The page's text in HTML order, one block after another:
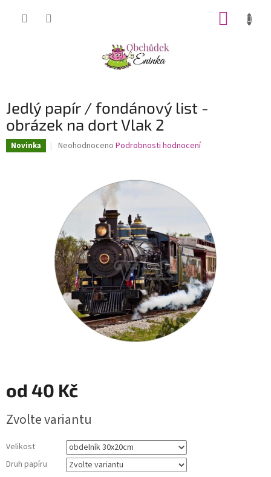
Jedlý papír / fondánový list -
obrázek na dort Vlak 2
Novinka
Průměrné
hvězdiček.
Neohodnoceno Podrobnosti hodnocení
od 40 Kč
cena:
Zvolte variantu
Velikost
Druh papíru